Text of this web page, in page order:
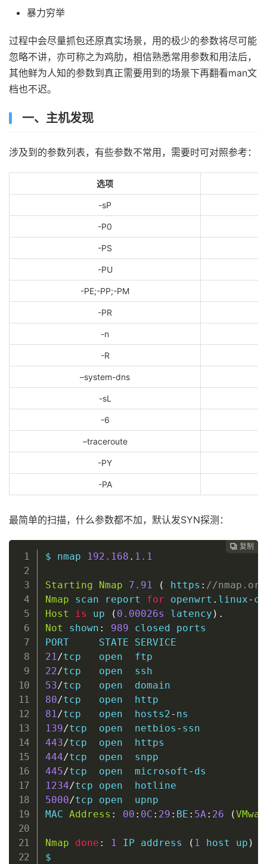
暴力穷举
过程中会尽量抓包还原真实场景，用的极少的参数将尽可能
忽略不讲，亦可称之为鸡肋，相信熟悉常用参数和用法后，
其他鲜为人知的参数到真正需要用到的场景下再翻看man文
档也不迟。
一、主机发现
涉及到的参数列表，有些参数不常用，需要时可对照参考：
选项
-sP
-P0
-PS
-PU
-PE;-PP;-PM
-PR
-n
-R
–system-dns
-sL
-6
–traceroute
-PY
-PA
最简单的扫描，什么参数都不加，默认发SYN探测：
 复制
 复制
 复制
 复制
 复制
 复制
 复制
 复制
 复制
 复制
 复制
 复制
 复制
 复制
 复制
 复制
 复制
 复制
 复制
 复制
 复制
 复制
 复制
 复制
 复制
 复制
 复制
 复制
 复制
 复制
 复制
 复制
 复制
 复制
 复制
 复制
 复制
 复制
$ nmap 192.168 . 1.1
Starting Nmap 7.91 ( https : //
Nmap scan report for openwrt . linux-
Host
is up ( 0 .00026s latency ) .
Not shown : 989 closed ports
21/tcp open
ftp
22/tcp open
ssh
53/tcp open
80/tcp open
81/tcp open
  hosts2
-
139/tcp open
  netbios
-
443/tcp open
444/tcp open
445/tcp open
  microsoft
-
1234/tcp open
5000/tcp open
  upnp
MAC Address : 00 : 0C : 29 : BE : 5A: 26 (
Nmap done : 1 IP address ( 1 host up )
$